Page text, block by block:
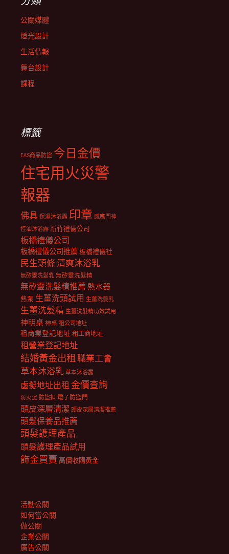
公關媒體
燈光設計
生活情報
舞台設計
課程
標籤
EAS商品防盜 今日金價
住宅用火災警
報器
佛具 保濕沐浴露 印章 感應門神
控油沐浴露 新竹禮儀公司
板橋禮儀公司
板橋禮儀公司推薦板橋禮儀社
民生頭條清爽沐浴乳
無矽靈洗髮乳 無矽靈洗髮精
無矽靈洗髮精推薦 熱水器
熱泵 生薑洗頭試用 生薑洗髮乳
生薑洗髮精 生薑洗髮精功效試用
神明桌 神桌 租公司地址
租商業登記地址 租工商地址
租營業登記地址
結婚黃金出租職業工會
草本沐浴乳 草本沐浴露
虛擬地址出租 金價查詢
防火泥 防盜扣 電子防盜門
頭皮深層清潔 頭皮深層清潔推薦
頭髮保養品推薦
頭髮護理產品
頭髮護理產品試用
飾金買賣 高價收購黃金
活動公關
如何當公關
做公關
企業公關
廣告公關